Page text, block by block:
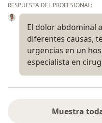
RESPUESTA DEL PROFESIONAL:
El dolor abdominal
diferentes causas,
urgencias en un
especialista en
Muestra